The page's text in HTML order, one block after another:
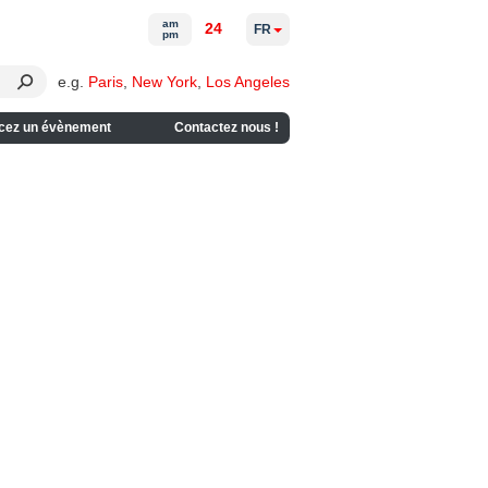
e.g. Paris New York Los Angeles
un évènement Contactez nous !
am
pm
24 FR